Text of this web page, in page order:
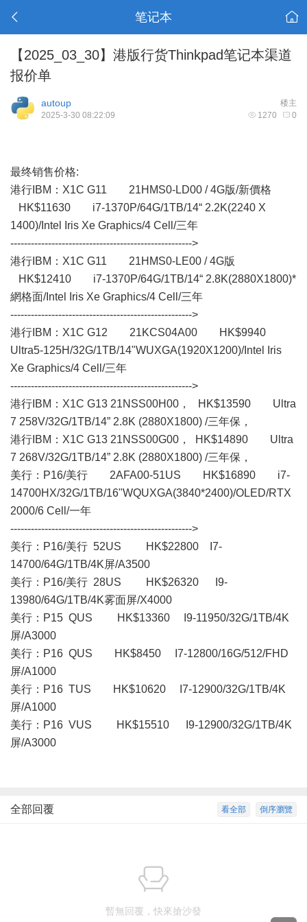
笔记本
【2025_03_30】港版行货Thinkpad笔记本渠道
报价单
楼主
autoup
1270 0
2025-3-30 08:22:09
最终销售价格:
港行IBM： X1C G11 21HMS0-LD00 / 4G版/新價格
HK$11630 i7-1370P/64G/1TB/14“ 2.2K(2240 X
1400)/Intel Iris Xe Graphics/4 Cell/三年
----------------------------------------------------->
港行IBM：X1C G11 21HMS0-LE00 / 4G版
HK$12410 i7-1370P/64G/1TB/14“ 2.8K(2880X1800)*
網格面/Intel Iris Xe Graphics/4 Cell/三年
----------------------------------------------------->
港行IBM：X1C G12 21KCS04A00 HK$9940
Ultra5-125H/32G/1TB/14"WUXGA(1920X1200)/Intel Iris
Xe Graphics/4 Cell/三年
----------------------------------------------------->
港行IBM：X1C G13 21NSS00H00， HK$13590 Ultra
7 258V/32G/1TB/14” 2.8K (2880X1800) /三年保，
港行IBM：X1C G13 21NSS00G00， HK$14890 Ultra
7 268V/32G/1TB/14” 2.8K (2880X1800) /三年保，
美行： P16/美行 2AFA00-51US HK$16890 i7-
14700HX/32G/1TB/16"WQUXGA(3840*2400)/OLED/RTX
2000/6 Cell/一年
----------------------------------------------------->
美行： P16/美行 52US HK$22800 I7-
14700/64G/1TB/4K屏/A3500
美行： P16/美行 28US HK$26320 I9-
13980/64G/1TB/4K雾面屏/X4000
美行：P15 QUS HK$13360 I9-11950/32G/1TB/4K
屏/A3000
美行：P16 QUS HK$8450 I7-12800/16G/512/FHD
屏/A1000
美行：P16 TUS HK$10620 I7-12900/32G/1TB/4K
屏/A1000
美行： P16 VUS HK$15510 I9-12900/32G/1TB/4K
屏/A3000
倒序瀏覽
看全部
全部回覆
暫無回覆，快來搶沙發